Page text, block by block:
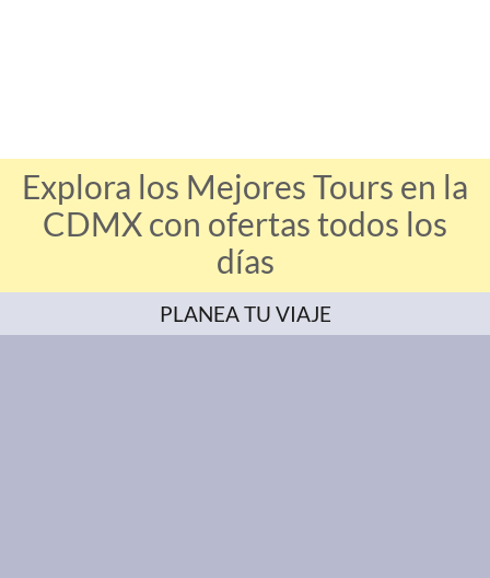
Explora los Mejores Tours en la
CDMX con ofertas todos los
días
PLANEA TU VIAJE